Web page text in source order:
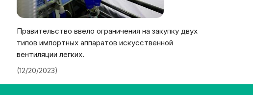
Правительство ввело ограничения на закупку двух
типов импортных аппаратов искусственной
вентиляции легких.
(12/20/2023)